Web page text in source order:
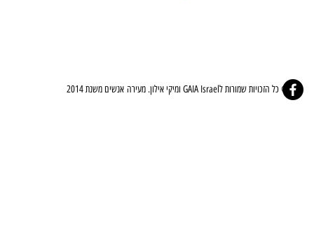
© כל הזכויות שמורות לGAIA Israel ומיקי אילון. מעירה אנשים משנת 2014